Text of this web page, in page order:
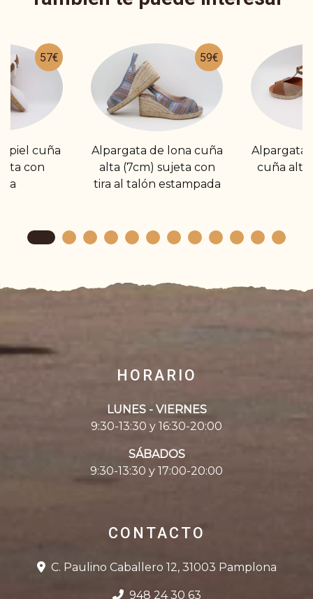
57€
piel cuña
con
59€
Alpargata de lona cuña
alta (7cm) sujeta con
tira al talón estampada
cuña alta
HORARIO
LUNES - VIERNES
9:30-13:30 y 16:30-20:00
SÁBADOS
9:30-13:30 y 17:00-20:00
CONTACTO
C. Paulino Caballero 12, 31003 Pamplona
948 24 30 63